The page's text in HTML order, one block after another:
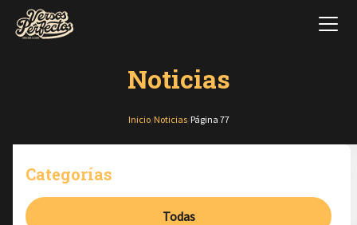
Noticias
Inicio/ Noticias/ Página 77
Categorías
Todas